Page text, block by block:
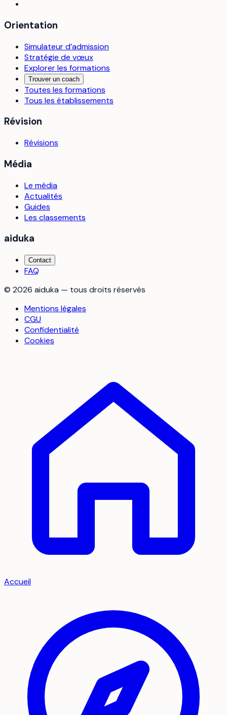
Orientation
Simulateur d’admission
Stratégie de vœux
Explorer les formations
Trouver un coach
Toutes les formations
Tous les établissements
Révision
Révisions
Média
Le média
Actualités
Guides
Les classements
aiduka
Contact
FAQ
© 2026 aiduka — tous droits réservés
Mentions légales
CGU
Confidentialité
Cookies
Accueil